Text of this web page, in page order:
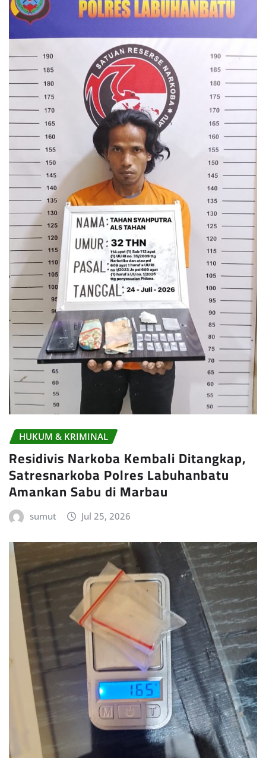
HUKUM & KRIMINAL
Residivis Narkoba Kembali Ditangkap,
Satresnarkoba Polres Labuhanbatu
Amankan Sabu di Marbau
sumut Jul 25, 2026